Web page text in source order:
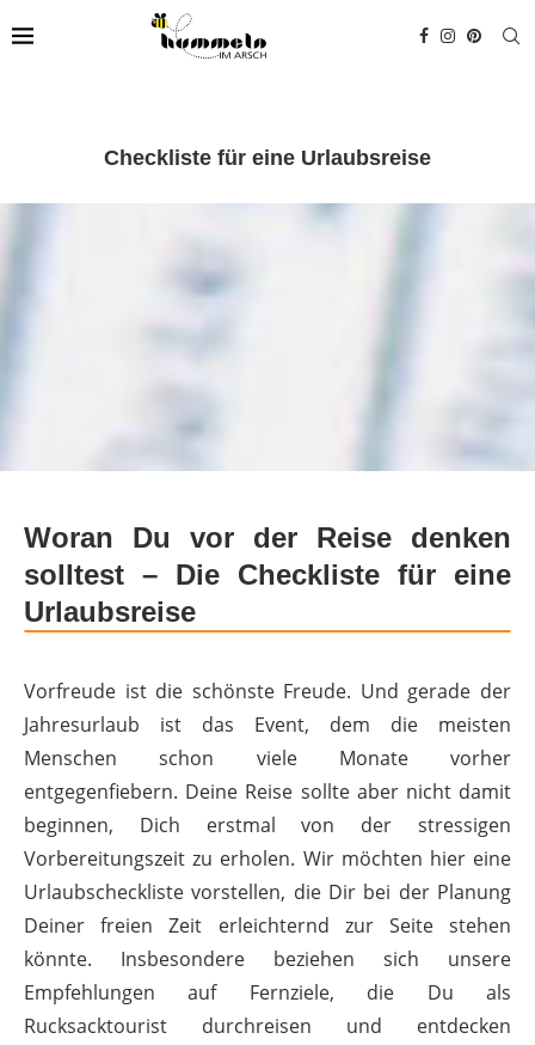
Checkliste für eine Urlaubsreise
Woran Du vor der Reise denken
solltest – Die Checkliste für eine
Urlaubsreise
Vorfreude ist die schönste Freude. Und gerade der
Jahresurlaub ist das Event, dem die meisten
Menschen schon viele Monate vorher
entgegenfiebern. Deine Reise sollte aber nicht damit
beginnen, Dich erstmal von der stressigen
Vorbereitungszeit zu erholen. Wir möchten hier eine
Urlaubscheckliste vorstellen, die Dir bei der Planung
Deiner freien Zeit erleichternd zur Seite stehen
könnte. Insbesondere beziehen sich unsere
Empfehlungen auf Fernziele, die Du als
Rucksacktourist durchreisen und entdecken